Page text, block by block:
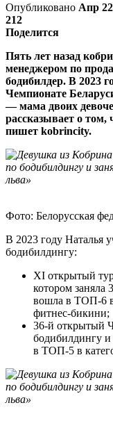
Опубликовано Апр
212
Поделится
Пять лет назад
менеджером по
бодибилдер. В 2023
Чемпионате
— мама двоих
рассказывает о том,
пишет kobrincity.
Фото: Белорусская
В 2023 году Наталья
бодибилдингу:
XI открытый
котором заняла
вошла в ТОП-6 в
фитнес-бикини;
36-й открытый
бодибилдингу
в ТОП-5 в